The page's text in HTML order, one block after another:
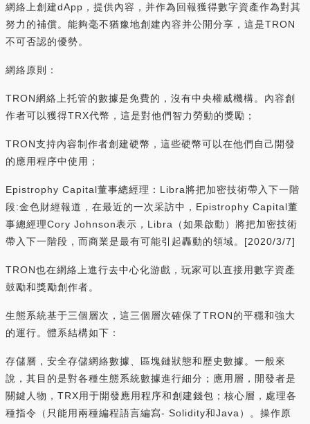
網絡上創建dApp，提供內容，并作為回報獲得數字資產作為對其
努力的補償。能夠毫不猶豫地創建內容并公開分享，這是TRON
不可否認的優勢。
網絡原則：
TRON網絡上托管的數據是免費的，沒有中央權威機構。內容創
作者可以獲得TRX代幣，這是對他們智力勞動的獎勵；
TRON支持內容制作者創建硬幣，這些硬幣可以在他們自己開發
的應用程序中使用；
Epistrophy Capital董事總經理：Libra將把加密技術帶入下一階
段:金色財經報道，在最近的一次采訪中，Epistrophy Capital董
事總經理Cory Johnson表示，Libra（如果啟動）將把加密技術
帶入下一階段，而商業是最有可能引起轟動的領域。[2020/3/7]
TRON也在網絡上進行去中心化游戲，玩家可以直接用數字資產
鼓勵和獎勵創作者。
生態系統基于三個層次，這三個層次確保了TRON的平穩和強大
的運行。體系結構如下：
存儲層，安全存儲網絡數據、區塊鏈狀態和歷史數據。一般來
說，其目的是對各種生態系統數據進行細分；應用層，開發者是
關鍵人物，TRX用于開發應用程序和創建錢包；核心層，處理各
種指令（只能用兩種編程語言編寫- Solidity和Java）。操作原